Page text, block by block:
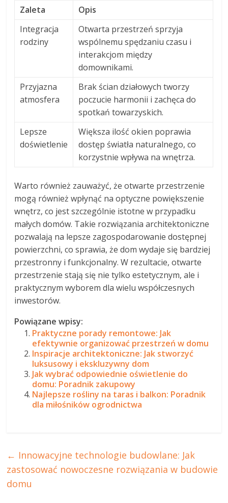
Zaleta
Opis
Integracja
rodziny
Otwarta przestrzeń sprzyja
wspólnemu spędzaniu czasu i
interakcjom między
domownikami.
Przyjazna
atmosfera
Brak ścian działowych tworzy
poczucie harmonii i zachęca do
spotkań towarzyskich.
Lepsze
doświetlenie
Większa ilość okien poprawia
dostęp światła naturalnego, co
korzystnie wpływa na wnętrza.
Warto również zauważyć, że otwarte przestrzenie
mogą również wpłynąć na optyczne powiększenie
wnętrz, co jest szczególnie istotne w przypadku
małych domów. Takie rozwiązania architektoniczne
pozwalają na lepsze zagospodarowanie dostępnej
powierzchni, co sprawia, że dom wydaje się bardziej
przestronny i funkcjonalny. W rezultacie, otwarte
przestrzenie stają się nie tylko estetycznym, ale i
praktycznym wyborem dla wielu współczesnych
inwestorów.
Powiązane wpisy:
Praktyczne porady remontowe: Jak
efektywnie organizować przestrzeń w domu
Inspiracje architektoniczne: Jak stworzyć
luksusowy i ekskluzywny dom
Jak wybrać odpowiednie oświetlenie do
domu: Poradnik zakupowy
Najlepsze rośliny na taras i balkon: Poradnik
dla miłośników ogrodnictwa
← Innowacyjne technologie budowlane: Jak
zastosować nowoczesne rozwiązania w budowie
domu